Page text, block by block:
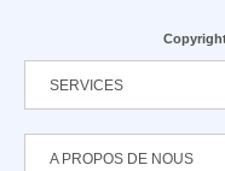
SERVICES
A PROPOS DE NOUS